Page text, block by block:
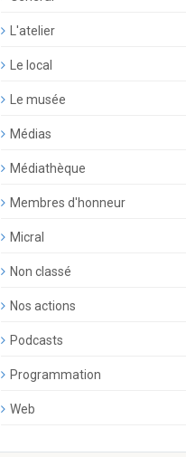
L'atelier
Le local
Le musée
Médias
Médiathèque
Membres d'honneur
Micral
Non classé
Nos actions
Podcasts
Programmation
Web